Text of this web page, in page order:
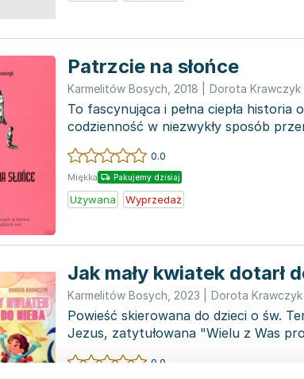
Patrzcie na słońce
Karmelitów Bosych 2018 Dorota Krawczyk
To fascynująca i pełna ciepła historia
codzienność w niezwykły sposób
nadprzyrodzony...
0.0
Miękka Pakujemy dzisiaj
Używana Wyprzedaż
Jak mały kwiatek dotarł
Karmelitów Bosych 2023 Dorota Krawczyk
Powieść skierowana do dzieci o św.
Jezus, zatytułowana "Wielu z Was
opowiedziała swoją his...
0.0